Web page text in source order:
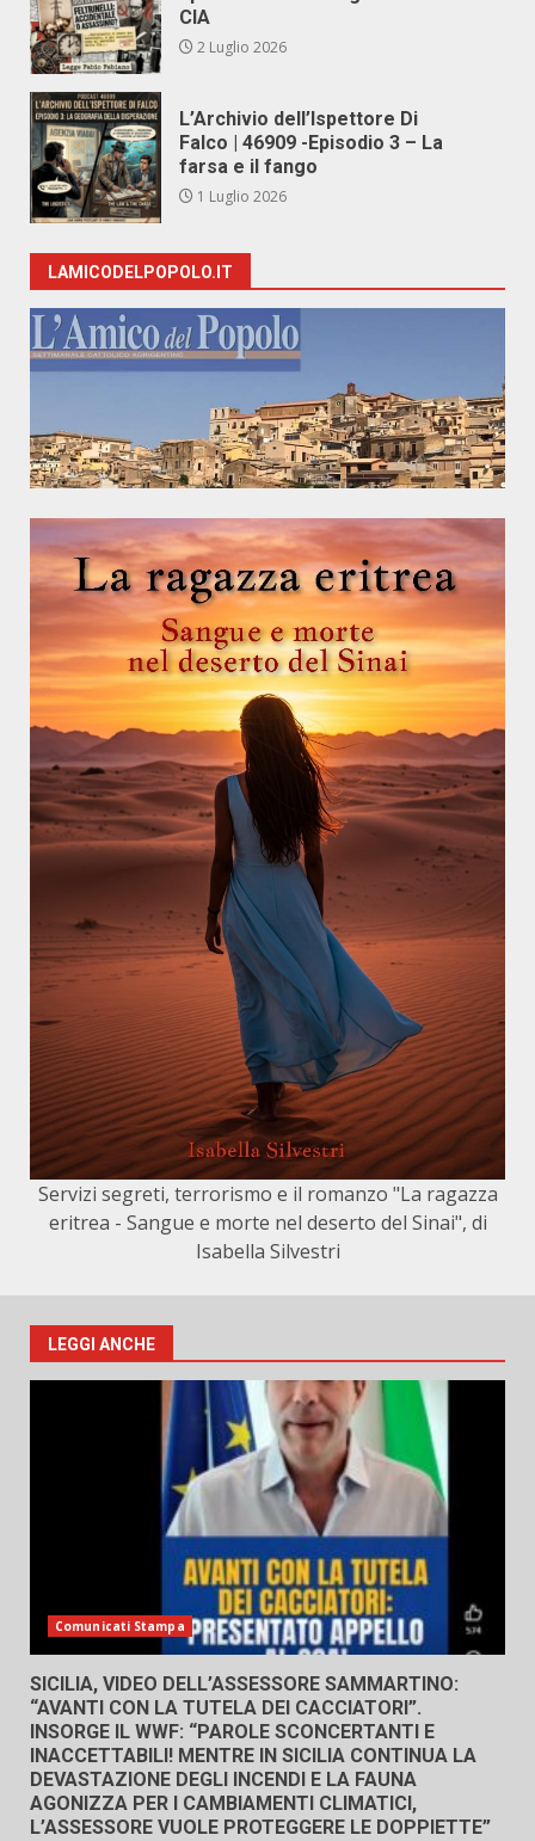
CIA
2 Luglio 2026
L’Archivio dell’Ispettore Di
Falco | 46909 -Episodio 3 – La
farsa e il fango
1 Luglio 2026
LAMICODELPOPOLO.IT
Servizi segreti, terrorismo e il romanzo "La ragazza
eritrea - Sangue e morte nel deserto del Sinai", di
Isabella Silvestri
LEGGI ANCHE
Comunicati Stampa
SICILIA, VIDEO DELL’ASSESSORE SAMMARTINO:
“AVANTI CON LA TUTELA DEI CACCIATORI”.
INSORGE IL WWF: “PAROLE SCONCERTANTI E
INACCETTABILI! MENTRE IN SICILIA CONTINUA LA
DEVASTAZIONE DEGLI INCENDI E LA FAUNA
AGONIZZA PER I CAMBIAMENTI CLIMATICI,
L’ASSESSORE VUOLE PROTEGGERE LE DOPPIETTE”